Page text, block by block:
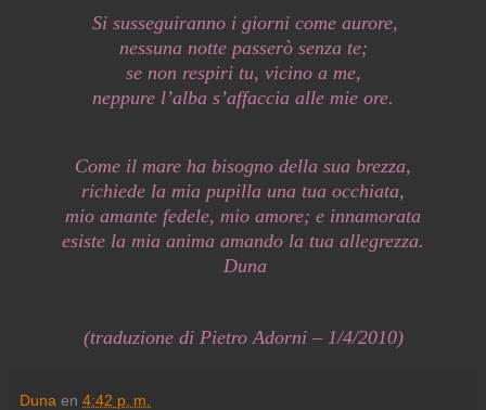
Si susseguiranno i giorni come aurore,
nessuna notte passerò senza te;
se non respiri tu, vicino a me,
neppure l’alba s’affaccia alle mie ore.
Come il mare ha bisogno della sua brezza,
richiede la mia pupilla una tua occhiata,
mio amante fedele, mio amore; e innamorata
esiste la mia anima amando la tua allegrezza.
Duna
(traduzione di Pietro Adorni – 1/4/2010)
Duna en 4:42 p. m.